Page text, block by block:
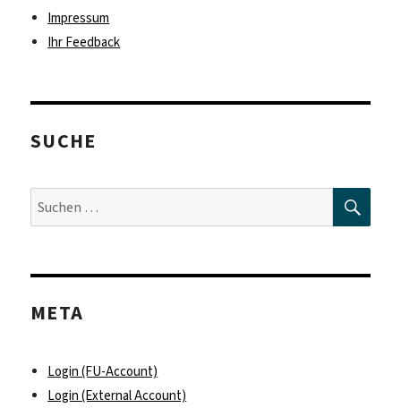
Impressum
Ihr Feedback
SUCHE
Suche
nach:
META
Login (FU-Account)
Login (External Account)